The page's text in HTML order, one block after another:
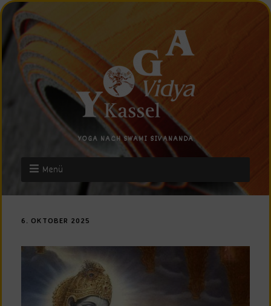
YOGA NACH SWAMI SIVANANDA
Menü
6. OKTOBER 2025